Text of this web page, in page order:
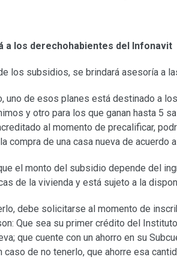
a los derechohabientes del Infonavit
los subsidios, se brindará asesoría a
uno de esos planes está destinado a
y otro para los que ganan hasta 5
al momento de precalificar,
compra de una casa nueva de acuerdo
el monto del subsidio depende del
de la vivienda y está sujeto a la
debe solicitarse al momento de
Que sea su primer crédito del
que cuente con un ahorro en su
caso de no tenerlo, que ahorre esa